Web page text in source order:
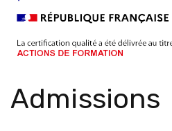
Admissions